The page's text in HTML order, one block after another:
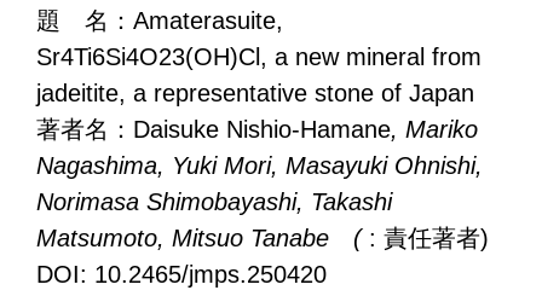
題 名：Amaterasuite,
Sr4Ti6Si4O23(OH)Cl, a new mineral from
jadeitite, a representative stone of Japan
著者名：Daisuke Nishio-Hamane, Mariko
Nagashima, Yuki Mori, Masayuki Ohnishi,
Norimasa Shimobayashi, Takashi
Matsumoto, Mitsuo Tanabe (: 責任著者)
DOI: 10.2465/jmps.250420